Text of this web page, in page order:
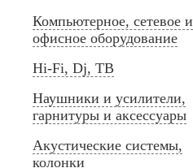
Компьютерное, сетевое и
офисное оборудование
Hi-Fi, Dj, ТВ
Наушники и усилители,
гарнитуры и аксессуары
Акустические системы,
колонки